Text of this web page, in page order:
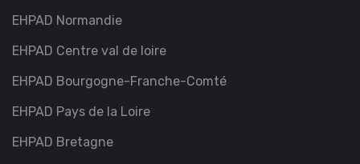
EHPAD Normandie
EHPAD Centre val de loire
EHPAD Bourgogne-Franche-Comté
EHPAD Pays de la Loire
EHPAD Bretagne